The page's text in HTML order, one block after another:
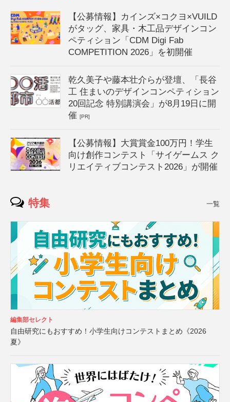
【公募情報】カインズ×コクヨ×VUILD
がタッグ、家具・木工品デザインコン
ペティション「CDM Digi Fab
COMPETITION 2026」を初開催
乾久美子や藤本壮介らが登壇、「長谷
工 住まいのデザインコンペティション
20回記念 特別講演会」が8月19日に開
催[PR]
【公募情報】大賞賞金100万円！学生
向け創作コンテスト「サイゲームス ク
リエイティブコンテスト2026」が開催
特集 一覧
編集部セレクト
自由研究にもおすすめ！小学生向けコンテストまとめ《2026
夏》